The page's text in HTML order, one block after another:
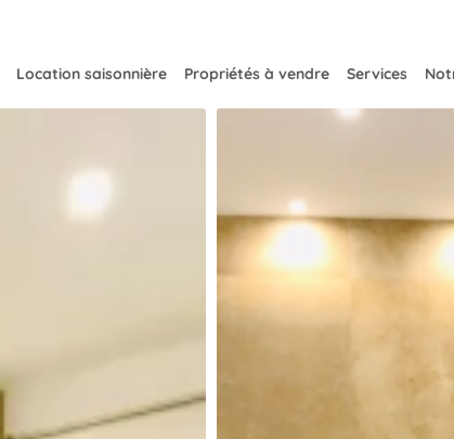
Location saisonnière Propriétés à vendre Services